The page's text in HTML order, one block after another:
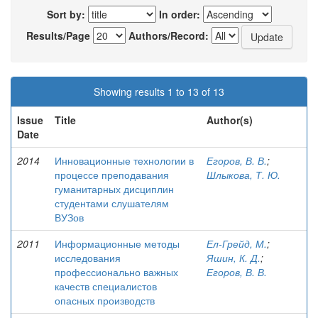
Sort by:
In order:
Results/Page
Authors/Record:
Showing results 1 to 13 of 13
Issue
Date
Title Author(s)
2014
Инновационные технологии в
процессе преподавания
гуманитарных дисциплин
студентами слушателям
ВУЗов
Егоров, В. В.;
Шлыкова, Т. Ю.
2011
Информационные методы
исследования
профессионально важных
качеств специалистов
опасных производств
Ел-Грейд, М.;
Яшин, К. Д.;
Егоров, В. В.